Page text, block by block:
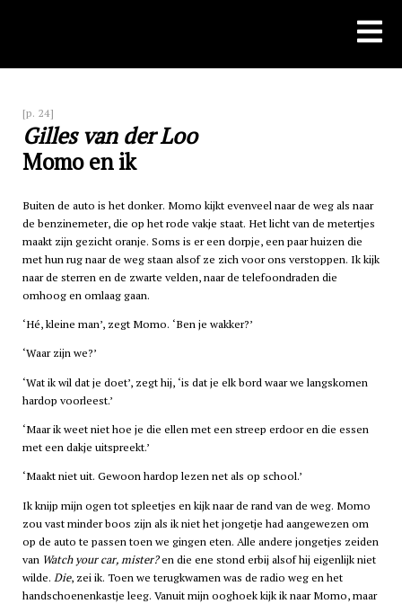
[p. 24]
Gilles van der Loo
Momo en ik
Buiten de auto is het donker. Momo kijkt evenveel naar de weg als naar
de benzinemeter, die op het rode vakje staat. Het licht van de metertjes
maakt zijn gezicht oranje. Soms is er een dorpje, een paar huizen die
met hun rug naar de weg staan alsof ze zich voor ons verstoppen. Ik kijk
naar de sterren en de zwarte velden, naar de telefoondraden die
omhoog en omlaag gaan.
‘Hé, kleine man’, zegt Momo. ‘Ben je wakker?’
‘Waar zijn we?’
‘Wat ik wil dat je doet’, zegt hij, ‘is dat je elk bord waar we langskomen
hardop voorleest.’
‘Maar ik weet niet hoe je die ellen met een streep erdoor en die essen
met een dakje uitspreekt.’
‘Maakt niet uit. Gewoon hardop lezen net als op school.’
Ik knijp mijn ogen tot spleetjes en kijk naar de rand van de weg. Momo
zou vast minder boos zijn als ik niet het jongetje had aangewezen om
op de auto te passen toen we gingen eten. Alle andere jongetjes zeiden
van Watch your car, mister?en die ene stond erbij alsof hij eigenlijk niet
wilde. Die, zei ik. Toen we terugkwamen was de radio weg en het
handschoenenkastje leeg. Vanuit mijn ooghoek kijk ik naar Momo, maar